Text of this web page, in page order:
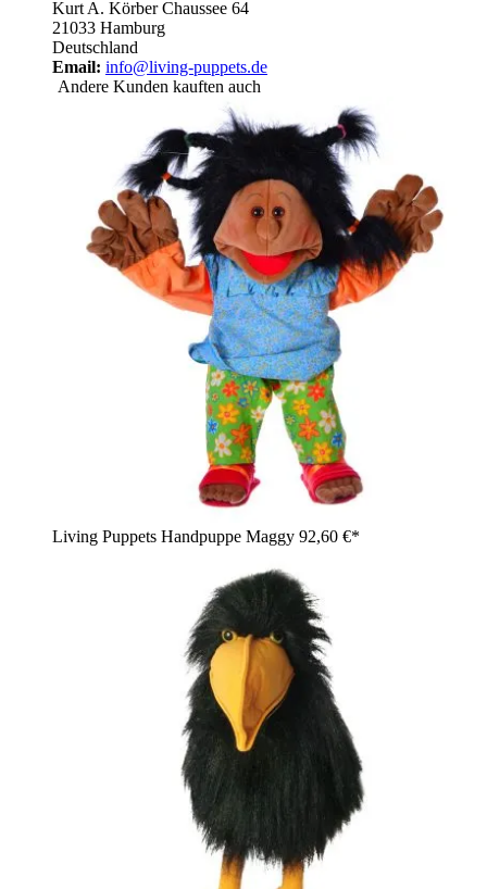
Kurt A. Körber Chaussee 64
21033 Hamburg
Deutschland
Email: info@living-puppets.de
Andere Kunden kauften auch
Living Puppets Handpuppe Maggy 92,60 €*